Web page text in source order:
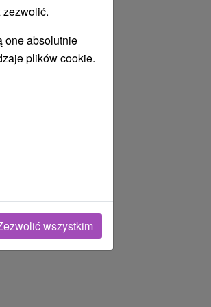
one absolutnie
plików cookie.
wszystkim